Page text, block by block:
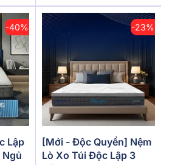
-40%
Lập
Ngủ
-23%
[Mới - Độc Quyền] Nệm
Lò Xo Túi Độc Lập 3